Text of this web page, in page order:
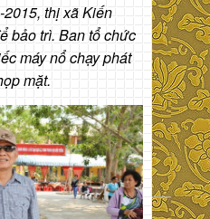
thị xã Kiến
bảo trì. Ban tổ chức
máy nổ chạy phát
mặt.